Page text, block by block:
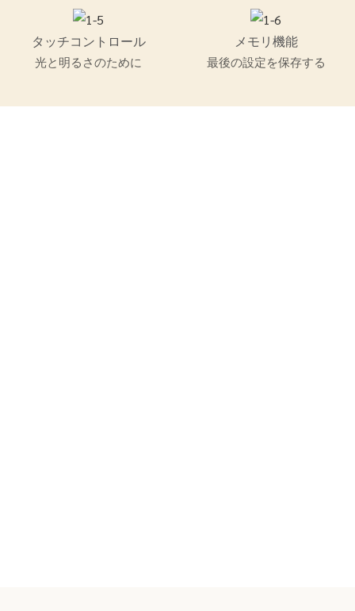
タッチコントロール
光と明るさのために
メモリ機能
最後の設定を保存する